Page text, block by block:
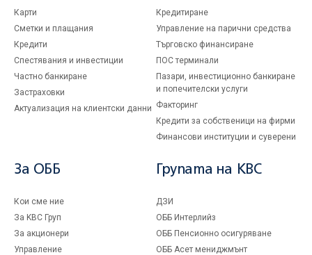
Карти
Сметки и плащания
Кредити
Спестявания и инвестиции
Частно банкиране
Застраховки
Актуализация на клиентски данни
Кредитиране
Управление на парични средства
Търговско финансиране
ПОС терминали
Пазари, инвестиционно банкиране
и попечителски услуги
Факторинг
Кредити за собственици на фирми
Финансови институции и суверени
За ОББ
Кои сме ние
За KBC Груп
За акционери
Управление
Групата на KBC
ДЗИ
ОББ Интерлийз
ОББ Пенсионно осигуряване
ОББ Асет мениджмънт